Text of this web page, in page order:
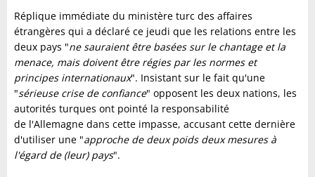
Réplique immédiate du ministère turc des affaires
étrangères qui a déclaré ce jeudi que les relations entre les
deux pays "ne sauraient être basées sur le chantage et la
menace, mais doivent être régies par les normes et
principes internationaux". Insistant sur le fait qu'une
"sérieuse crise de confiance" opposent les deux nations, les
autorités turques ont pointé la responsabilité
de l'Allemagne dans cette impasse, accusant cette dernière
d'utiliser une "approche de deux poids deux mesures à
l'égard de (leur) pays".